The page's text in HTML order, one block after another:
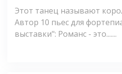
Этот танец называют
Автор 10 пьес для
выставки": Романс - это.......